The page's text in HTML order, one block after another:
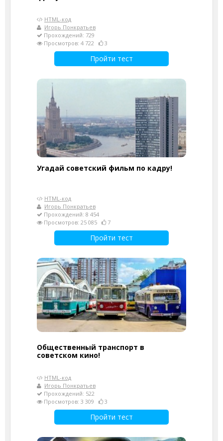
HTML-код
Игорь Понкратьев
Прохождений: 729
Просмотров: 4 722
3
Пройти тест
Угадай советский фильм по кадру!
HTML-код
Игорь Понкратьев
Прохождений: 8 454
Просмотров: 25 085
7
Пройти тест
Общественный транспорт в
советском кино!
HTML-код
Игорь Понкратьев
Прохождений: 522
Просмотров: 3 309
3
Пройти тест